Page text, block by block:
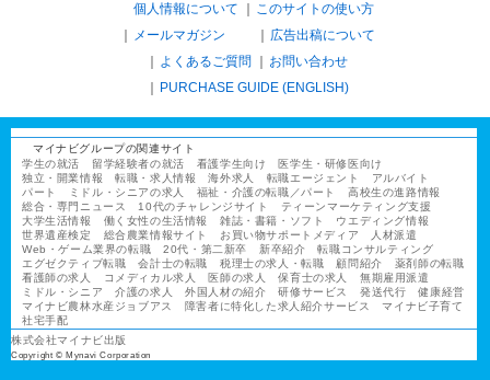
個人情報について
このサイトの使い方
メールマガジン
広告出稿について
よくあるご質問
お問い合わせ
PURCHASE GUIDE (ENGLISH)
マイナビグループの関連サイト
学生の就活
留学経験者の就活 看護学生向け
医学生・研修医向け
独立・開業情報
転職・求人情報 海外求人 転職エージェント
アルバイト
パート
ミドル・シニアの求人 福祉・介護の転職／パート
高校生の進路情報
総合・専門ニュース
10代のチャレンジサイト
ティーンマーケティング支援
大学生活情報
働く女性の生活情報 雑誌・書籍・ソフト
ウエディング情報
世界遺産検定
総合農業情報サイト お買い物サポートメディア
人材派遣
Web・ゲーム業界の転職
20代・第二新卒 新卒紹介
転職コンサルティング
エグゼクティブ転職
会計士の転職 税理士の求人・転職 顧問紹介
薬剤師の転職
看護師の求人
コメディカル求人 医師の求人 保育士の求人
無期雇用派遣
ミドル・シニア
介護の求人 外国人材の紹介 研修サービス 発送代行
健康経営
マイナビ農林水産ジョブアス
障害者に特化した求人紹介サービス
マイナビ子育て
社宅手配
株式会社マイナビ出版
Copyright © Mynavi Corporation